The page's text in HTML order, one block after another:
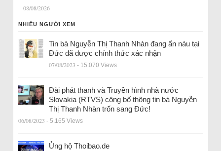
08/08/2026
NHIỀU NGƯỜI XEM
Tin bà Nguyễn Thị Thanh Nhàn đang ẩn náu tại
Đức đã được chính thức xác nhận
07/08/2023 - 15.070 Views
Đài phát thanh và Truyền hình nhà nước
Slovakia (RTVS) công bố thông tin bà Nguyễn
Thị Thanh Nhàn trốn sang Đức!
06/08/2023 - 5.165 Views
Ủng hộ Thoibao.de